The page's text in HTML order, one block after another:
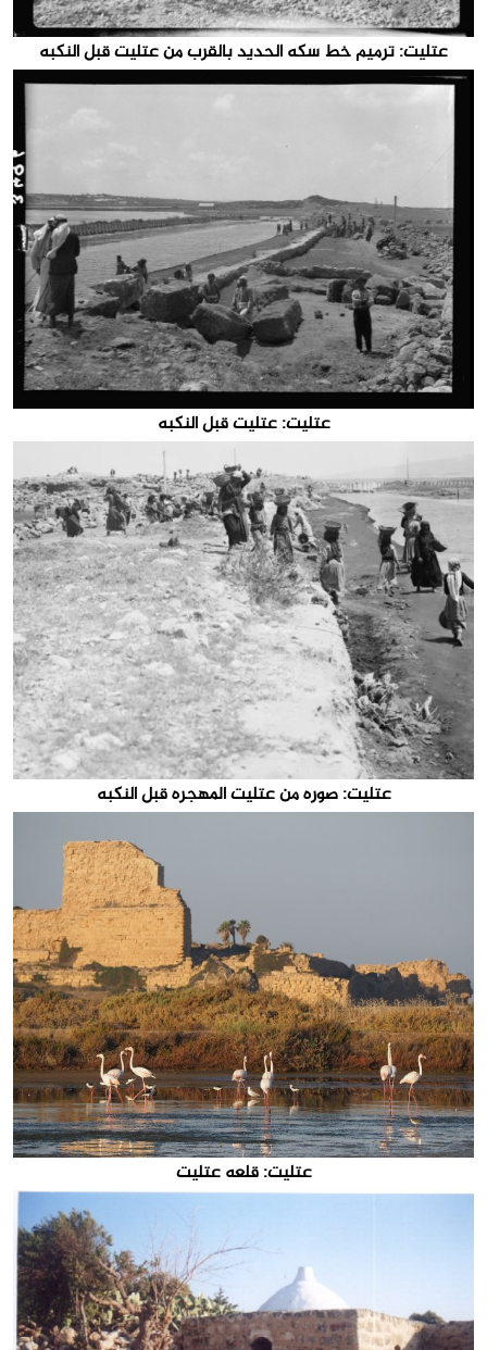
عتليت: ترميم خط سكه الحديد بالقرب من عتليت قبل النكبه
عتليت: عتليت قبل النكبه
عتليت: صوره من عتليت المهجره قبل النكبه
عتليت: قلعه عتليت